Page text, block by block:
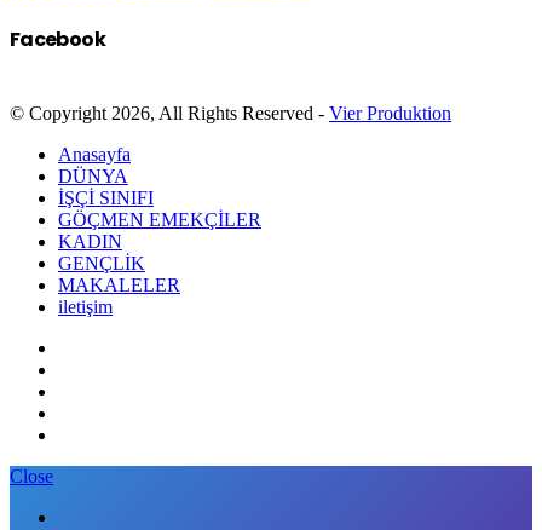
Facebook
© Copyright 2026, All Rights Reserved - Vier Produktion
Anasayfa
DÜNYA
İŞÇİ SINIFI
GÖÇMEN EMEKÇİLER
KADIN
GENÇLİK
MAKALELER
iletişim
Close